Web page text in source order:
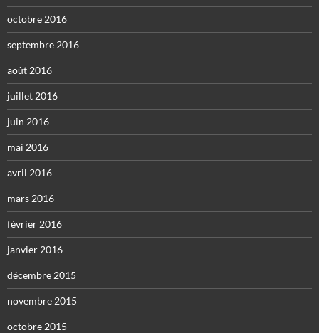
octobre 2016
septembre 2016
août 2016
juillet 2016
juin 2016
mai 2016
avril 2016
mars 2016
février 2016
janvier 2016
décembre 2015
novembre 2015
octobre 2015